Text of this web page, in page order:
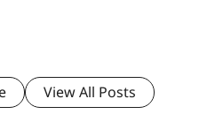
View All Posts